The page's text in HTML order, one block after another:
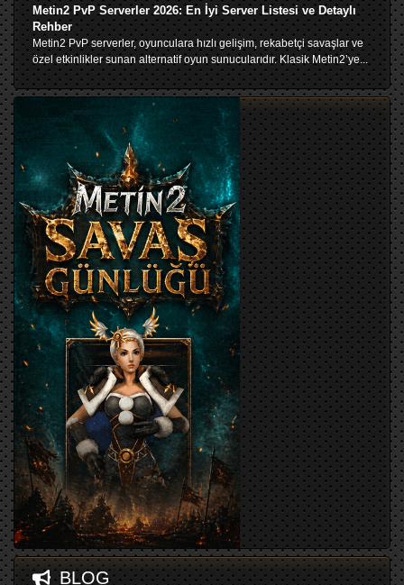
Metin2 PvP Serverler 2026: En İyi Server Listesi ve Detaylı
Rehber
Metin2 PvP serverler, oyunculara hızlı gelişim, rekabetçi savaşlar ve
özel etkinlikler sunan alternatif oyun sunucularıdır. Klasik Metin2’ye...
BLOG